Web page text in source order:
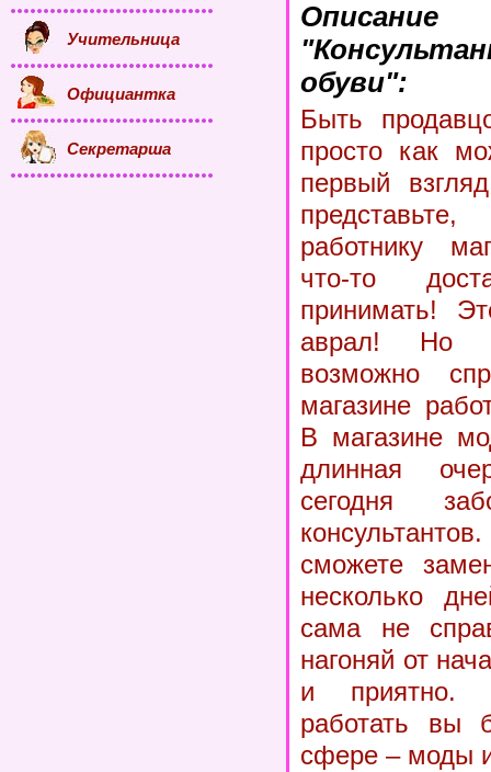
обуви":
Быть
просто как
первый
работнику
что-то
принимать!
аврал! Но
возможно
магазине
В магазине
длинная
сегодня
сможете
несколько
сама не
нагоняй от
и приятно.
работать вы
сфере – моды
Учительница
Официантка
Секретарша